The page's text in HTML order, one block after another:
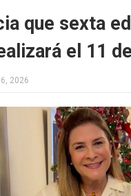
que sexta
el 11
2026